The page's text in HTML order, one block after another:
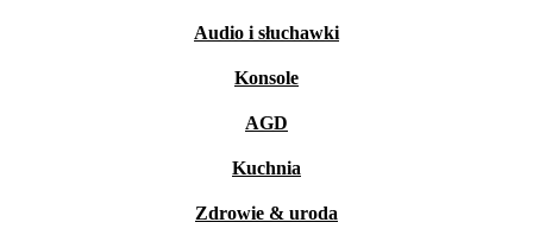
Audio i słuchawki
Konsole
AGD
Kuchnia
Zdrowie & uroda